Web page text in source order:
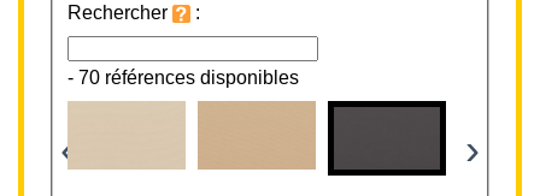
Rechercher
:
- 70 références disponibles
‹ ›